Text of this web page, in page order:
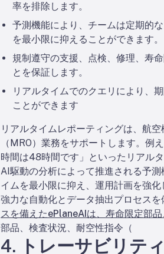
率を排除します。
予測機能により、チームは定期的
を最小限に抑えることができます。
規制遵守の支援、点検、修理、寿
とを保証します。
リアルタイムでのクエリにより、
ことができます
リアルタイムレポーティングは、航
（MRO）業務をサポートします。例
時間は48時間です」といったリアル
AI駆動の分析によって推進される予
イムを最小限に抑え、運用計画を強化
強力な自動化とデータ抽出プロセス
スを備えたePlaneAIは、寿命限定部
部品、検査状況、耐空性指令（
4. トレーサビリテ